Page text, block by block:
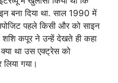
बना दिया था. साल 1990 में
पहले किसी और को साइन
शशि कपूर ने उन्हें देखते ही कहा
था उस एक्ट्रेस को
गया।